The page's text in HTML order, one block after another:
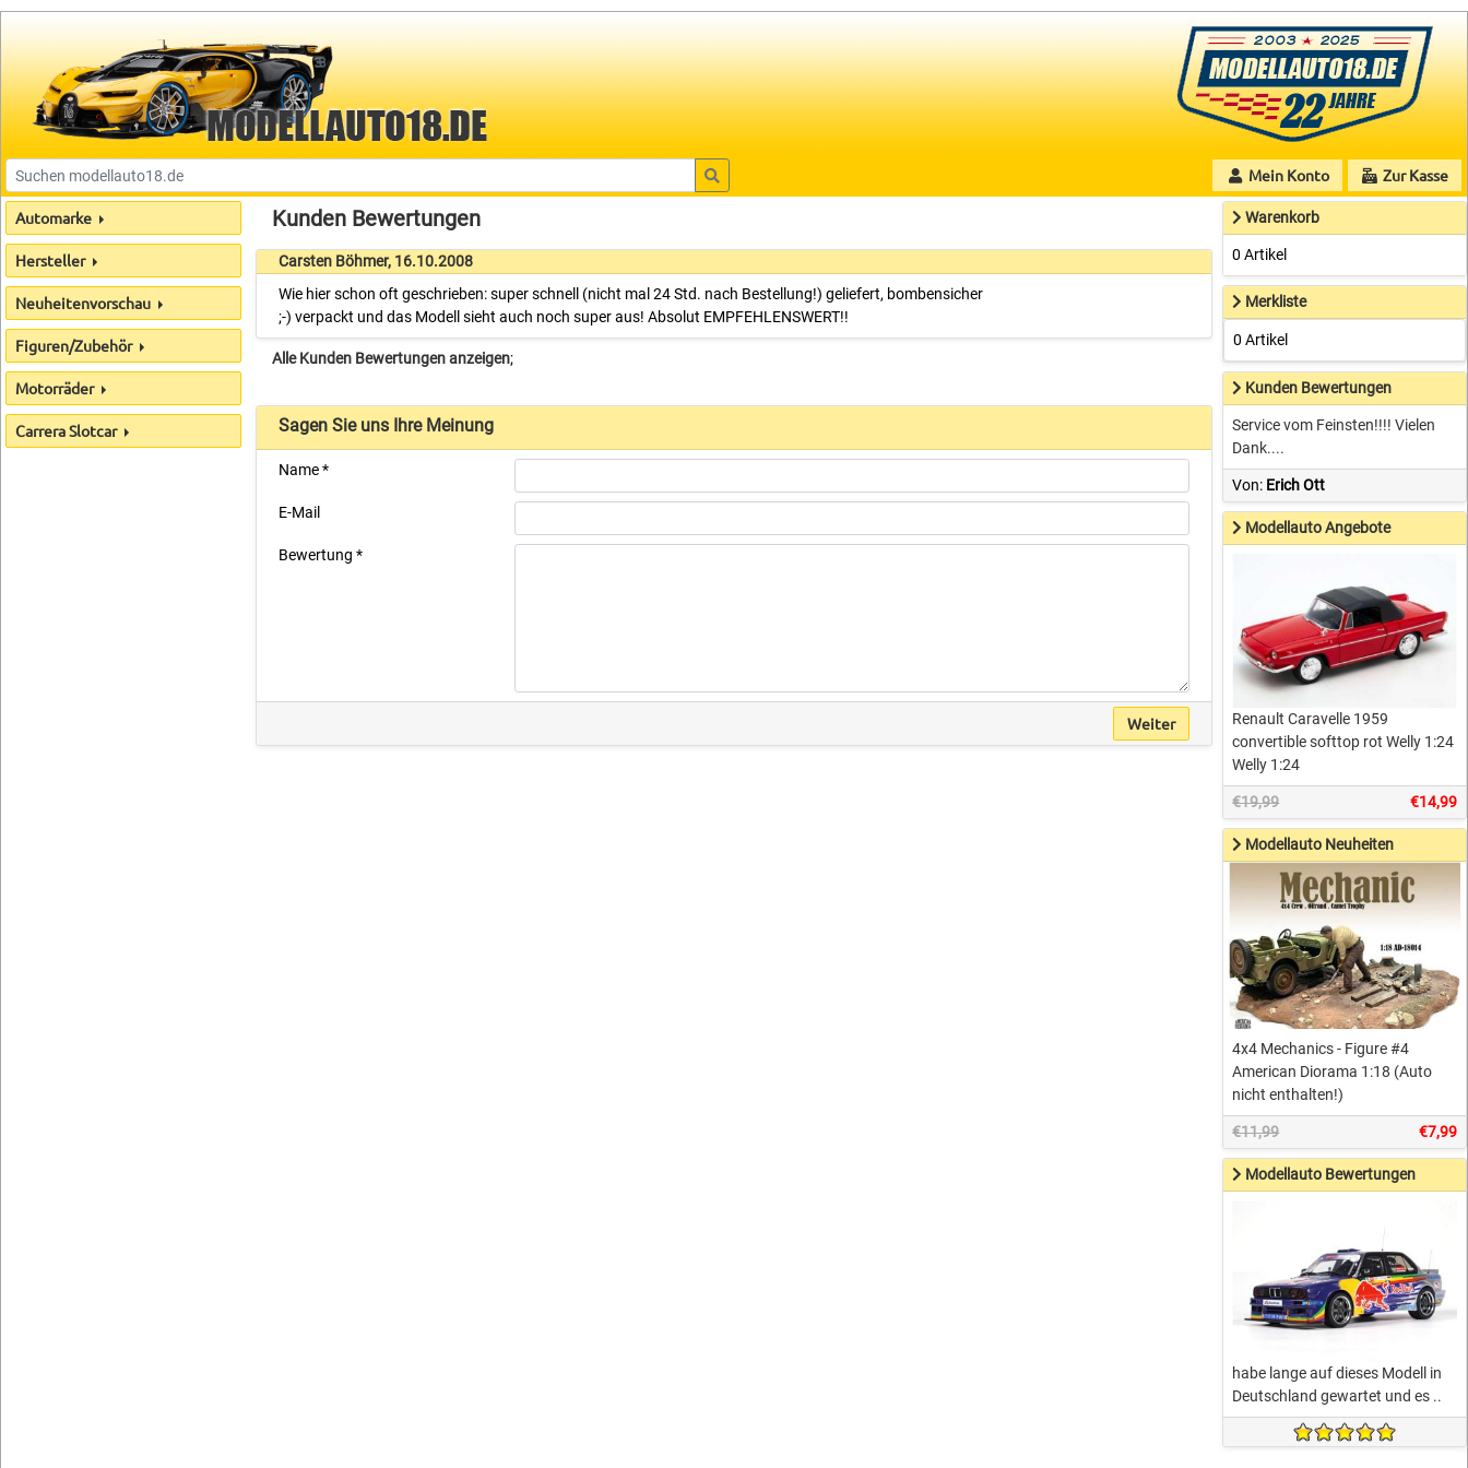
Mein Konto Zur Kasse
Automarke
Hersteller
Neuheitenvorschau
Figuren/Zubehör
Motorräder
Carrera Slotcar
Kunden Bewertungen
Carsten Böhmer, 16.10.2008
Wie hier schon oft geschrieben: super schnell (nicht mal 24 Std. nach Bestellung!) geliefert, bombensicher
;-) verpackt und das Modell sieht auch noch super aus! Absolut EMPFEHLENSWERT!!
Alle Kunden Bewertungen anzeigen;
Sagen Sie uns Ihre Meinung
Name *
E-Mail
Bewertung *
Weiter
Warenkorb
0 Artikel
Merkliste
0 Artikel
Kunden Bewertungen
Service vom Feinsten!!!! Vielen
Dank....
Von: Erich Ott
Modellauto Angebote
Renault Caravelle 1959
convertible softtop rot Welly 1:24
Welly 1:24
€19,99 €14,99
Modellauto Neuheiten
4x4 Mechanics - Figure #4
American Diorama 1:18 (Auto
nicht enthalten!)
€11,99 €7,99
Modellauto Bewertungen
habe lange auf dieses Modell in
Deutschland gewartet und es ..